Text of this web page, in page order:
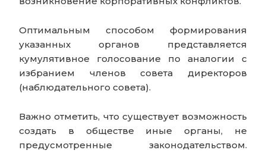
Оптимальным способом формирования
указанных органов представляется
кумулятивное голосование по аналогии с
избранием членов совета директоров
(наблюдательного совета).
Важно отметить, что существует возможность
создать в обществе иные органы, не
предусмотренные законодательством.